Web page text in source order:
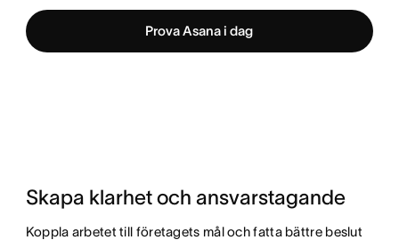
Prova Asana i dag
Skapa klarhet och ansvarstagande
Koppla arbetet till företagets mål och fatta bättre beslut